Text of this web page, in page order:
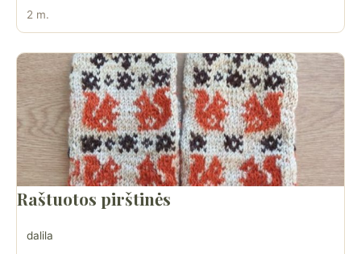
2 m.
Raštuotos pirštinės
dalila